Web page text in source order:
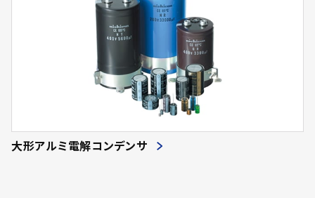
大形アルミ電解コンデンサ